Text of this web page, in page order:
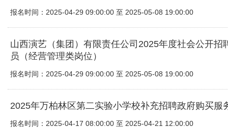
报名时间：2025-04-29 09:00:00 至 2025-05-08 19:00:00
山西演艺（集团）有限责任公司2025年度社会公开招
员（经营管理类岗位）
报名时间：2025-04-29 09:00:00 至 2025-05-08 19:00:00
2025年万柏林区第二实验小学校补充招聘政府购买服
报名时间：2025-04-17 08:00:00 至 2025-04-21 12:00:00